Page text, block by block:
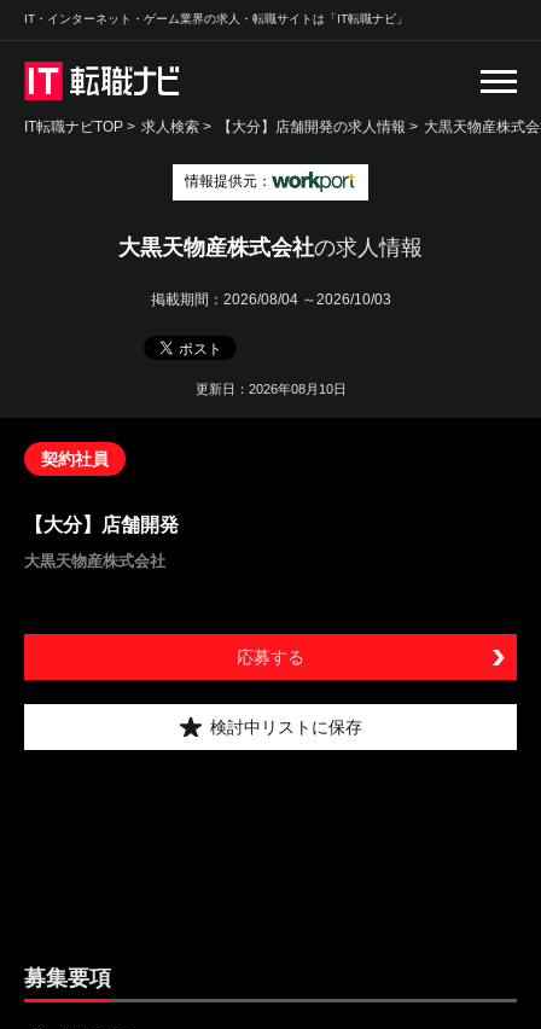
IT・インターネット・ゲーム業界の求人・転職サイトは「IT転職ナビ」
IT転職ナビTOP > 求人検索 > 【大分】店舗開発の求人情報 > 大黒天物産株式
情報提供元：
大黒天物産株式会社の求人情報
掲載期間： 2026/08/04 ～2026/10/03
更新日：2026年08月10日
契約社員
【大分】店舗開発
大黒天物産株式会社
応募する
検討中リストに保存
募集要項